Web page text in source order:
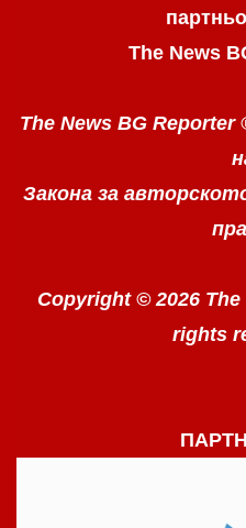
The News
The News BG Reporter
Закона за
Copyright © 2026
rights